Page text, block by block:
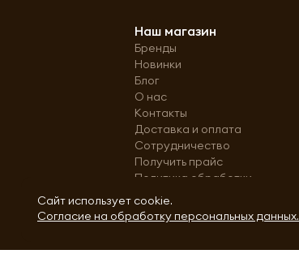
Наш магазин
Бренды
Новинки
Блог
О нас
Контакты
Доставка и оплата
Сотрудничество
Получить прайс
Политика обработки
персональных данных
Сайт использует cookie.
Согласие на обработку персональных данных.